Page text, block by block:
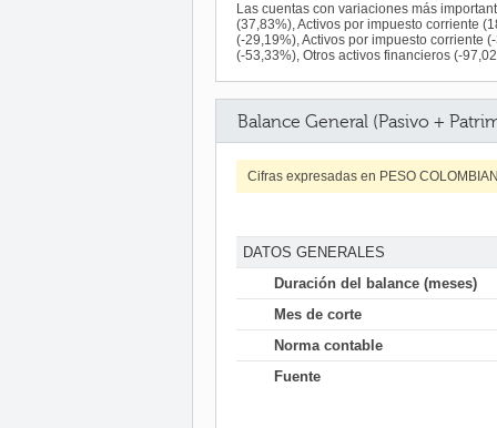
Las cuentas con variaciones más
(37,83%), Activos por impuesto corriente
(-29,19%), Activos por impuesto corriente
(-53,33%), Otros activos financieros (-
Balance General (Pasivo +
Cifras expresadas en PESO
DATOS GENERALES
Duración del balance (meses)
Mes de corte
Norma contable
Fuente